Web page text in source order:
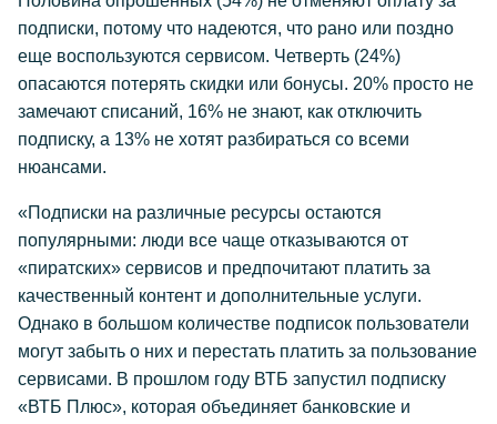
подписки, потому что надеются, что рано или поздно
еще воспользуются сервисом. Четверть (24%)
опасаются потерять скидки или бонусы. 20% просто не
замечают списаний, 16% не знают, как отключить
подписку, а 13% не хотят разбираться со всеми
нюансами.
«Подписки на различные ресурсы остаются
популярными: люди все чаще отказываются от
«пиратских» сервисов и предпочитают платить за
качественный контент и дополнительные услуги.
Однако в большом количестве подписок пользователи
могут забыть о них и перестать платить за пользование
сервисами. В прошлом году ВТБ запустил подписку
«ВТБ Плюс», которая объединяет банковские и